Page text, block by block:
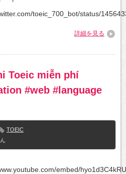
toeic_700_bot/status/
詳細を見る
Toeic miễn phí
#web #language
TOEIC
embed/hyo1d3C4kRU